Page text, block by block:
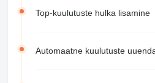
Top-kuulutuste hulka lisamine
Automaatne kuulutuste